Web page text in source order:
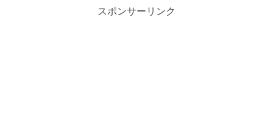
スポンサーリンク